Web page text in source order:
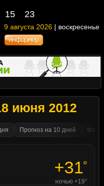
15 23
9 августа 2026 | воскресенье
июня 2012
Прогноз на 10 дней
+31°
ночью +19°